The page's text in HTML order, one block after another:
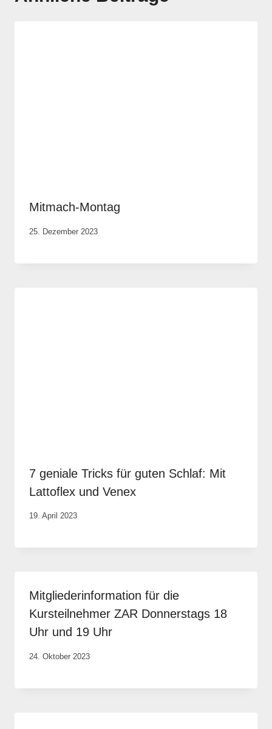
Mitmach-Montag
Von
Krause
25. Dezember 2023
7 geniale Tricks für guten Schlaf: Mit
Lattoflex und Venex
Von
Portwich
19. April 2023
Mitgliederinformation für die
Kursteilnehmer ZAR Donnerstags 18
Uhr und 19 Uhr
Von
Krause
24. Oktober 2023